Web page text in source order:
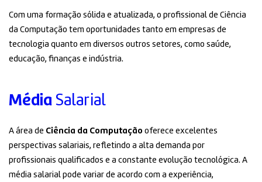
Com uma formação sólida e atualizada, o profissional de Ciência
da Computação tem oportunidades tanto em empresas de
tecnologia quanto em diversos outros setores, como saúde,
educação, finanças e indústria.
Média Salarial
A área de Ciência da Computação oferece excelentes
perspectivas salariais, refletindo a alta demanda por
profissionais qualificados e a constante evolução tecnológica. A
média salarial pode variar de acordo com a experiência,